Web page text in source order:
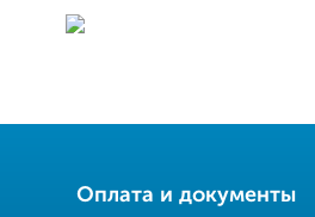
Оплата и документы